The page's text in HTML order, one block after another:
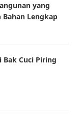
yang
Lengkap
Cuci Piring